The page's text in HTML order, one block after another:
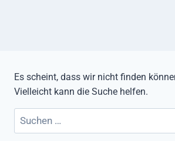
Es scheint, dass wir nicht finden
Vielleicht kann die Suche helfen.
Suchen
nach: